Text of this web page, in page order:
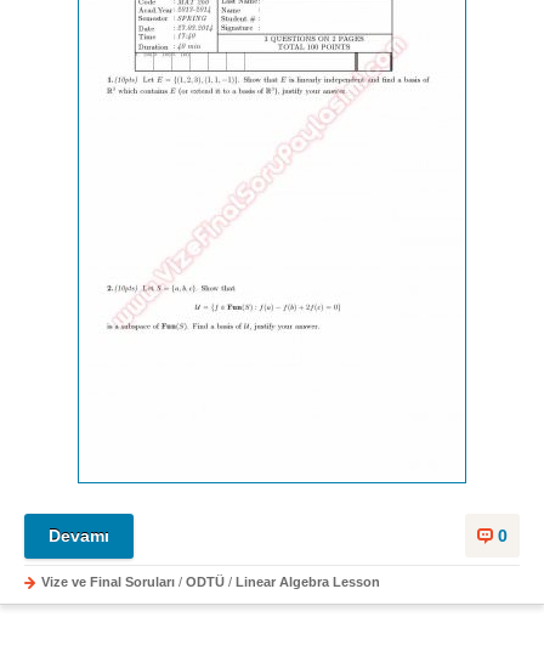
0
Devamı
Vize ve Final Soruları / ODTÜ / Linear Algebra Lesson